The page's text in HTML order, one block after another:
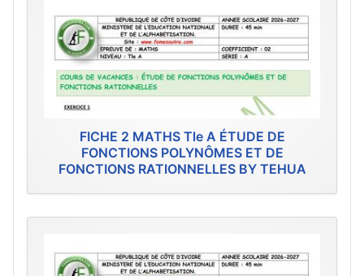
FICHE 2 MATHS Tle A ÉTUDE DE
FONCTIONS POLYNÔMES ET DE
FONCTIONS RATIONNELLES BY TEHUA